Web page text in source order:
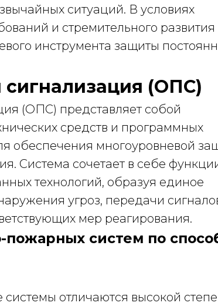
ситуаций. В условиях
и стремительного развития
инструмента защиты
(ОПС)
(ОПС) представляет собой
средств и программных
обеспечения многоуровневой
Система сочетает в себе
технологий, образуя единое
угроз, передачи
мер реагирования.
систем по
отличаются высокой